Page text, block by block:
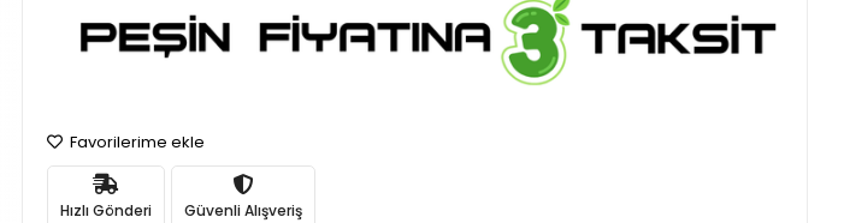
Favorilerime ekle
Hızlı Gönderi Güvenli Alışveriş